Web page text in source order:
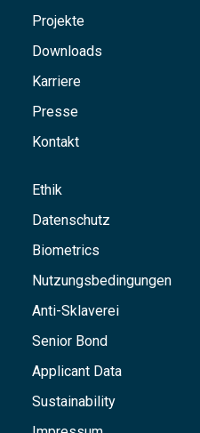
Projekte
Downloads
Karriere
Presse
Kontakt
Ethik
Datenschutz
Biometrics
Nutzungsbedingungen
Anti-Sklaverei
Senior Bond
Applicant Data
Sustainability